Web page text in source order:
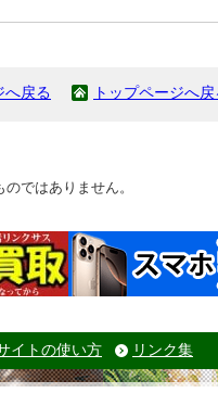
へ戻る トップページへ戻
ではありません。
イトの使い方 リンク集